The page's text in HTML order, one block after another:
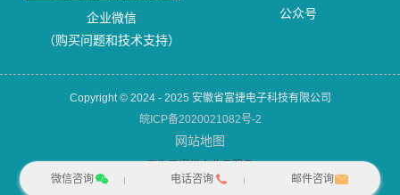
企业微信
（购买问题和技术支持）
公众号
Copyright © 2024 - 2025 安徽省富捷电子科技有限公司
皖ICP备2020021082号-2
网站地图
微信咨询
电话咨询 邮件咨询